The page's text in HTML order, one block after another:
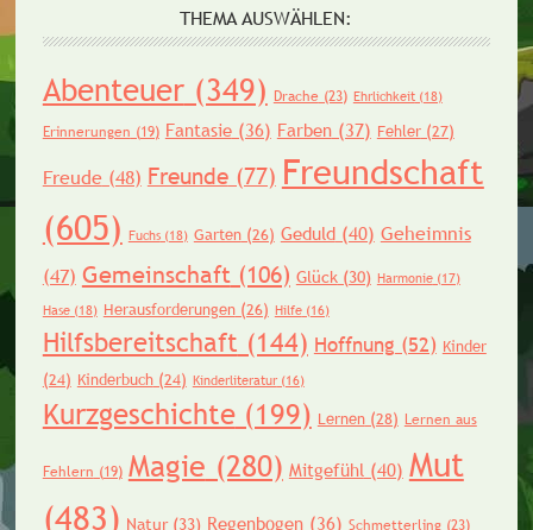
THEMA AUSWÄHLEN:
Abenteuer(349) Drache (23) Ehrlichkeit(18)
Erinnerungen (19) Fantasie(36) Farben(37) Fehler(27)
Freude(48) Freunde(77) Freundschaft
(605) Fuchs(18) Garten(26) Geduld(40) Geheimnis
(47) Gemeinschaft(106) Glück(30) Harmonie(17)
Hase(18) Herausforderungen(26) Hilfe(16)
Hilfsbereitschaft (144) Hoffnung (52) Kinder
(24) Kinderbuch(24) Kinderliteratur(16)
Kurzgeschichte(199) Lernen(28) Lernen aus
Fehlern (19) Magie (280) Mitgefühl(40) Mut
(483) Natur(33) Regenbogen(36) Schmetterling(23)